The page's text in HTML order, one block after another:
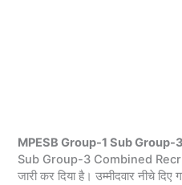
MPESB Group-1 Sub Group-
Sub Group-3 Combined
जारी कर दिया है। उम्मीदवार नीचे